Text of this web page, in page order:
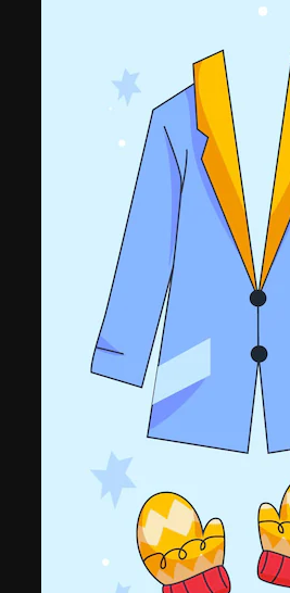
A plataforma criativa
seu melhor trabalho.
assinantes entre
agências e estúdios.
Português
Copyright © 2010- 2026